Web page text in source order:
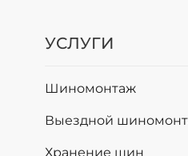
УСЛУГИ
Шиномонтаж
Выездной
Хранение шин